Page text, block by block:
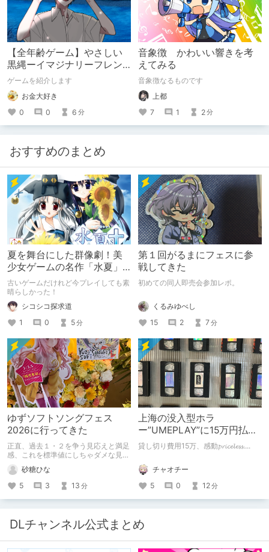
【全年齢ゲーム】やさしい
黒縄ーイマジナリーフレン
ドの「彼」と過ごすおぼん
やすみー
ゲームを紹介します
お金大好き
0
0 6 分
音象徴 かわいい響きを考
えてみる
音象徴なるものです
上都
7
1 2分
おすすめのまとめ
夏を舞台にした群像劇！美
少女ゲームの名作「水夏」
を今こそ！
古いゲームだけれど今プレイしても素
晴らしかった！
シコシコ探求道
1
0 5分
第１回がるまにフェスに参
戦してきた
初めての同人即売会参加レポ。
くるみゆべし
15
2 7分
ゆずソフトソングフェス
2026に行ってきた
正直、過去１・２を争う見応えと満足
感、これを標準値にしちゃダメな見本
砂糖ひな
5
3 13 分
上海の没入型ホラ
ー”UMEPLAY”に15万円払っ
たら、2作品とも号泣した※
貸し切り費用15万、感動𝓹𝓻𝓲𝓬𝓮𝓵𝓮𝓼𝓼....
チャオチー
5
0 12分
DLチャンネル公式まとめ